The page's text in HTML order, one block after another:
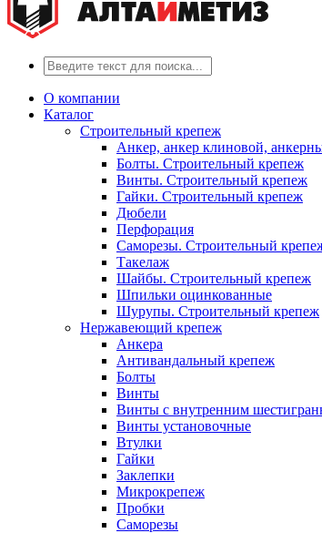
О компании
Каталог
Строительный крепеж
Анкер, анкер клиновой,
Болты. Строительный крепеж
Винты. Строительный крепеж
Гайки. Строительный крепеж
Дюбели
Перфорация
Саморезы. Строительный
Такелаж
Шайбы. Строительный крепеж
Шпильки оцинкованные
Шурупы. Строительный крепеж
Нержавеющий крепеж
Анкера
Антивандальный крепеж
Болты
Винты
Винты с внутренним
Винты установочные
Втулки
Гайки
Заклепки
Микрокрепеж
Пробки
Саморезы